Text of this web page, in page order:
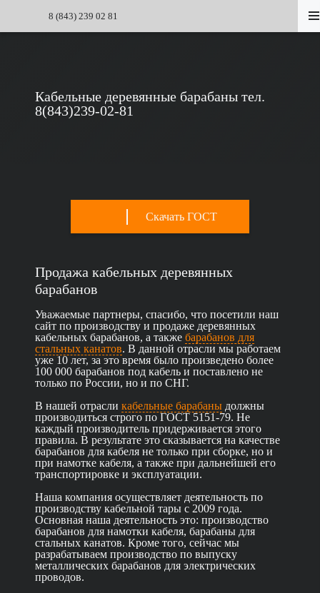
8 (843) 239 02 81
Кабельные деревянные барабаны тел.
8(843)239-02-81
Скачать ГОСТ
Продажа кабельных деревянных
барабанов
Уважаемые партнеры, спасибо, что посетили наш
сайт по производству и продаже деревянных
кабельных барабанов, а также барабанов для
стальных канатов. В данной отрасли мы работаем
уже 10 лет, за это время было произведено более
100 000 барабанов под кабель и поставлено не
только по России, но и по СНГ.
В нашей отрасли кабельные барабаны должны
производиться строго по ГОСТ 5151-79. Не
каждый производитель придерживается этого
правила. В результате это сказывается на качестве
барабанов для кабеля не только при сборке, но и
при намотке кабеля, а также при дальнейшей его
транспортировке и эксплуатации.
Наша компания осуществляет деятельность по
производству кабельной тары с 2009 года.
Основная наша деятельность это: производство
барабанов для намотки кабеля, барабаны для
стальных канатов. Кроме того, сейчас мы
разрабатываем производство по выпуску
металлических барабанов для электрических
проводов.